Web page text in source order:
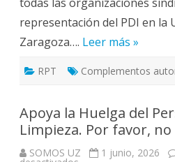
representación del PDI en la
Zaragoza…. Leer más »
RPT Complementos
Apoya la Huelga del
Limpieza. Por favor,
SOMOS UZ 1 junio, 2026